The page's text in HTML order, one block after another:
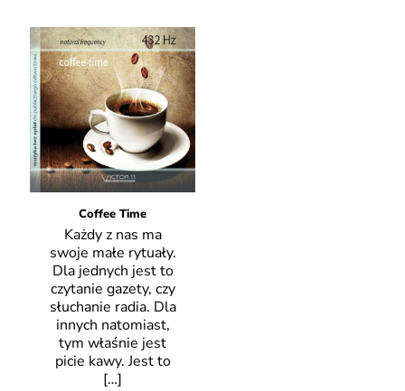
Coffee Time
Każdy z nas ma
swoje małe rytuały.
Dla jednych jest to
czytanie gazety, czy
słuchanie radia. Dla
innych natomiast,
tym właśnie jest
picie kawy. Jest to
[…]